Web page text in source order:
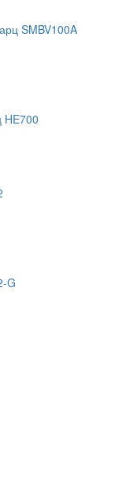
SMBV100A
HE700
G